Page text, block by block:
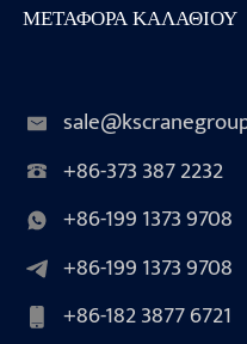
ΜΕΤΑΦΟΡΆ ΚΑΛΑΘΙΟΎ
+86-373 387 2232
+86-199 1373 9708
+86-199 1373 9708
+86-182 3877 6721